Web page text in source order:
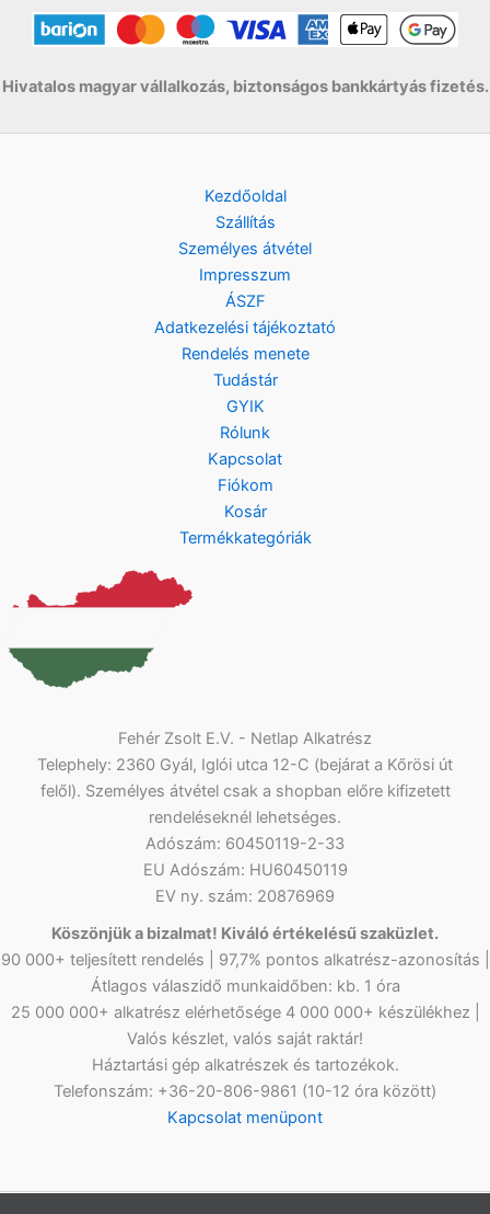
Hivatalos magyar vállalkozás, biztonságos bankkártyás fizetés.
Kezdőoldal
Szállítás
Személyes átvétel
Impresszum
ÁSZF
Adatkezelési tájékoztató
Rendelés menete
Tudástár
GYIK
Rólunk
Kapcsolat
Fiókom
Kosár
Termékkategóriák
Fehér Zsolt E.V. - Netlap Alkatrész
Telephely: 2360 Gyál, Iglói utca 12-C (bejárat a Kőrösi út
felől). Személyes átvétel csak a shopban előre kifizetett
rendeléseknél lehetséges.
Adószám: 60450119-2-33
EU Adószám: HU60450119
EV ny. szám: 20876969
Köszönjük a bizalmat! Kiváló értékelésű szaküzlet.
90 000+ teljesített rendelés | 97,7% pontos alkatrész-azonosítás |
Átlagos válaszidő munkaidőben: kb. 1 óra
25 000 000+ alkatrész elérhetősége 4 000 000+ készülékhez |
Valós készlet, valós saját raktár!
Háztartási gép alkatrészek és tartozékok.
Telefonszám: +36-20-806-9861 (10-12 óra között)
Kapcsolat menüpont